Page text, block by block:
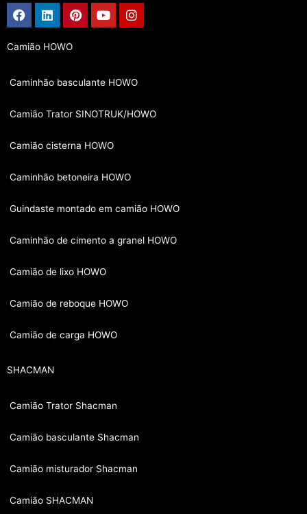
Facebook
LinkedinPinterest
YoutubeInstagram
Camião HOWO
Caminhão basculante HOWO
Camião Trator SINOTRUK/HOWO
Camião cisterna HOWO
Caminhão betoneira HOWO
Guindaste montado em camião HOWO
Caminhão de cimento a granel HOWO
Camião de lixo HOWO
Camião de reboque HOWO
Camião de carga HOWO
SHACMAN
Camião Trator Shacman
Camião basculante Shacman
Camião misturador Shacman
Camião SHACMAN